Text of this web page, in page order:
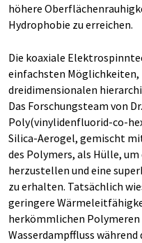
höhere
Hydrophobie zu erreichen.
Die koaxiale
einfachsten
dreidimensionalen
Das Forschungsteam von
Poly(vinylidenfluorid-co-
Silica-Aerogel, gemischt
des Polymers, als Hülle,
herzustellen und eine
zu erhalten. Tatsächlich
geringere
herkömmlichen Polymeren
Wasserdampffluss während